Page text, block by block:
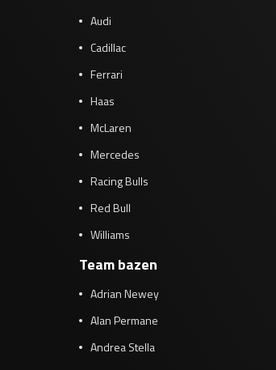
Audi
Cadillac
Ferrari
Haas
McLaren
Mercedes
Racing Bulls
Red Bull
Williams
Team bazen
Adrian Newey
Alan Permane
Andrea Stella